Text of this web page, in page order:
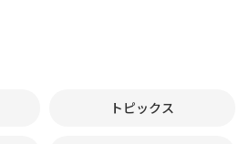
トピックス